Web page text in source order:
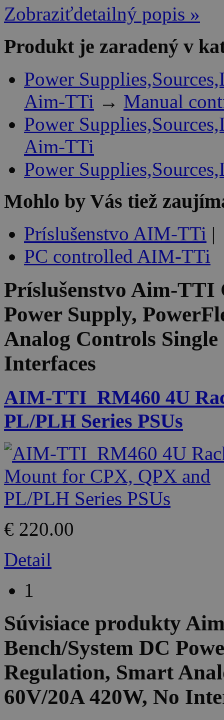
Zobraziťdetailný popis »
Produkt je zaradený v
Power
Aim-TTi → Manual
Power
Aim-TTi
Power
Mohlo by Vás tiež
Príslušenstvo AIM-TTi |
PC controlled AIM-TTi
Príslušenstvo Aim-TTI
Power Supply,
Analog Controls
Interfaces
AIM-TTI_RM460 4U
PL/PLH Series PSUs
€ 220.00
Detail
1
Súvisiace produkty
Bench/System DC
Regulation, Smart
60V/20A 420W, No